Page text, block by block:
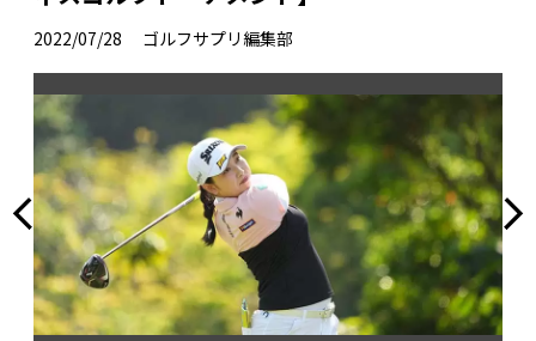
2022/07/28 ゴルフサプリ編集部